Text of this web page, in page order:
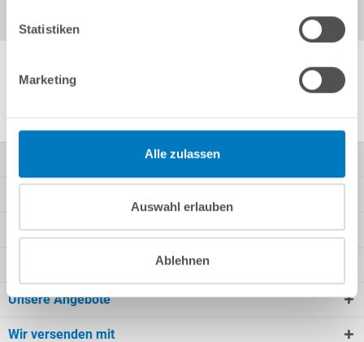
Statistiken
Marketing
Alle zulassen
Auswahl erlauben
Ablehnen
Weitere Produktinformationen
Kundeninformationen
Rechtliche Informationen
Unsere Angebote
Wir versenden mit